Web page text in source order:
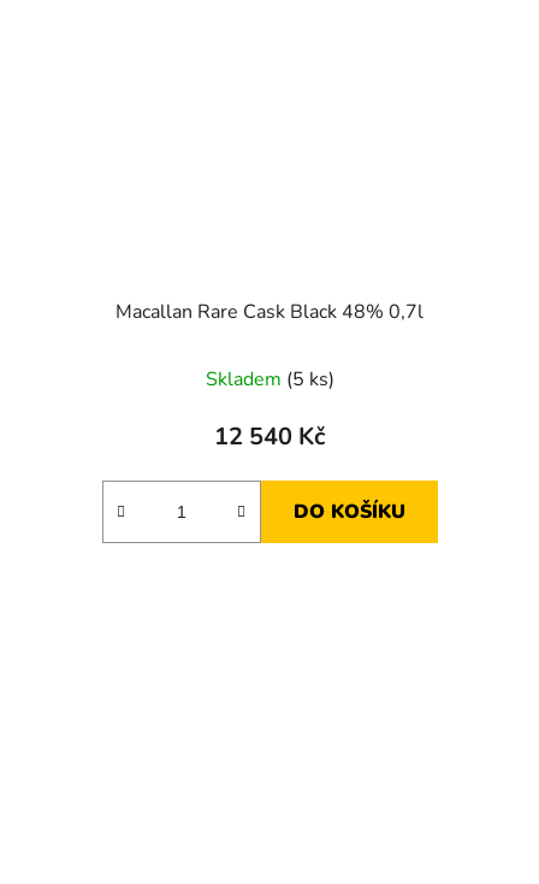
Macallan Rare Cask Black 48% 0,7l
Skladem (5 ks)
12 540 Kč
DO KOŠÍKU